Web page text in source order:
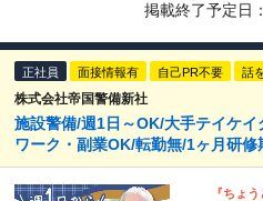
掲載終了予定日：
正社員 面接情報有 自己PR不要 話
株式会社帝国警備新社
施設警備/週1日～OK/大手テイケ
ワーク・副業OK/転勤無/1ヶ月研修
『ちょ